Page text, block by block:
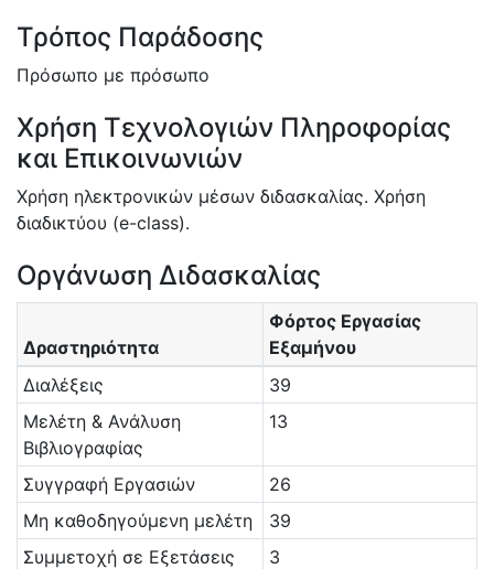
Τρόπος Παράδοσης
Πρόσωπο με πρόσωπο
Χρήση Τεχνολογιών Πληροφορίας
και Επικοινωνιών
Χρήση ηλεκτρονικών μέσων διδασκαλίας. Χρήση
διαδικτύου (e-class).
Οργάνωση Διδασκαλίας
Δραστηριότητα
Φόρτος Εργασίας
Εξαμήνου
Διαλέξεις
39
Μελέτη & Ανάλυση
Βιβλιογραφίας
13
Συγγραφή Εργασιών
26
Μη καθοδηγούμενη μελέτη
39
Συμμετοχή σε Εξετάσεις
3